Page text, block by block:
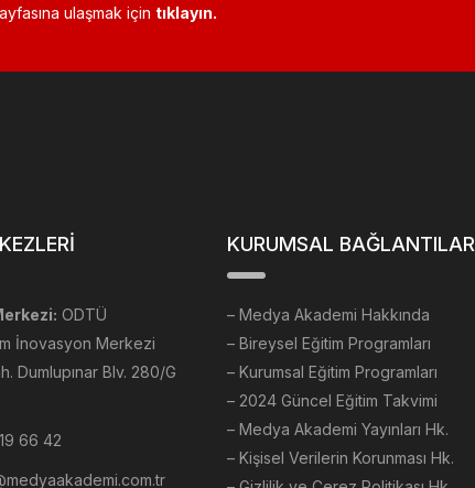
ulaşmak için tıklayın.
ODTÜ
İnovasyon Merkezi
Dumlupınar Blv. 280/G
66 42
KURUMSAL BAĞLANTILAR
– Medya Akademi Hakkında
– Bireysel Eğitim Programları
– Kurumsal Eğitim Programları
– 2024 Güncel Eğitim Takvimi
– Medya Akademi Yayınları Hk.
– Kişisel Verilerin Korunması Hk.